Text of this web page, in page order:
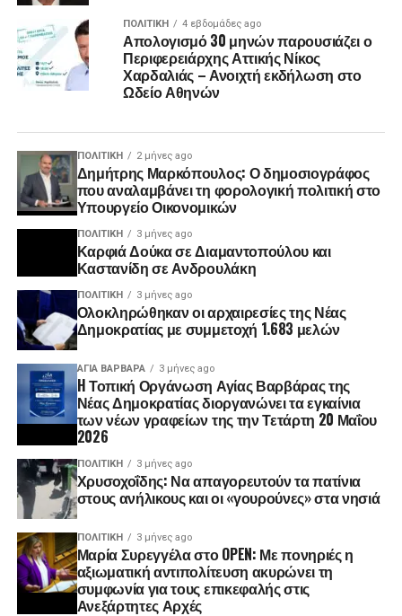
ΠΟΛΙΤΙΚΉ 4 εβδομάδες ago
Απολογισμό 30 μηνών παρουσιάζει ο
Περιφερειάρχης Αττικής Νίκος
Χαρδαλιάς – Ανοιχτή εκδήλωση στο
Ωδείο Αθηνών
ΠΟΛΙΤΙΚΉ 2 μήνες ago
Δημήτρης Μαρκόπουλος: Ο δημοσιογράφος
που αναλαμβάνει τη φορολογική πολιτική στο
Υπουργείο Οικονομικών
ΠΟΛΙΤΙΚΉ 3 μήνες ago
Καρφιά Δούκα σε Διαμαντοπούλου και
Καστανίδη σε Ανδρουλάκη
ΠΟΛΙΤΙΚΉ 3 μήνες ago
Ολοκληρώθηκαν οι αρχαιρεσίες της Νέας
Δημοκρατίας με συμμετοχή 1.683 μελών
ΑΓΙΑ ΒΑΡΒΑΡΑ 3 μήνες ago
H Τοπική Οργάνωση Αγίας Βαρβάρας της
Νέας Δημοκρατίας διοργανώνει τα εγκαίνια
των νέων γραφείων της την Τετάρτη 20 Μαΐου
2026
ΠΟΛΙΤΙΚΉ 3 μήνες ago
Χρυσοχοΐδης: Να απαγορευτούν τα πατίνια
στους ανήλικους και οι «γουρούνες» στα νησιά
ΠΟΛΙΤΙΚΉ 3 μήνες ago
Μαρία Συρεγγέλα στο OPEN: Με πονηριές η
αξιωματική αντιπολίτευση ακυρώνει τη
συμφωνία για τους επικεφαλής στις
Ανεξάρτητες Αρχές